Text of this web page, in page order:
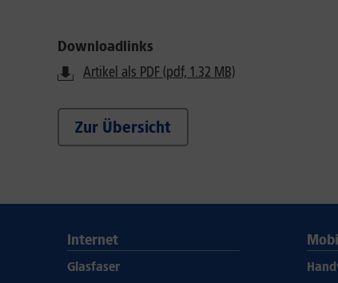
Downloadlinks
Artikel als PDF (pdf, 1.32 MB)
Zur Übersicht
Internet
Glasfaser